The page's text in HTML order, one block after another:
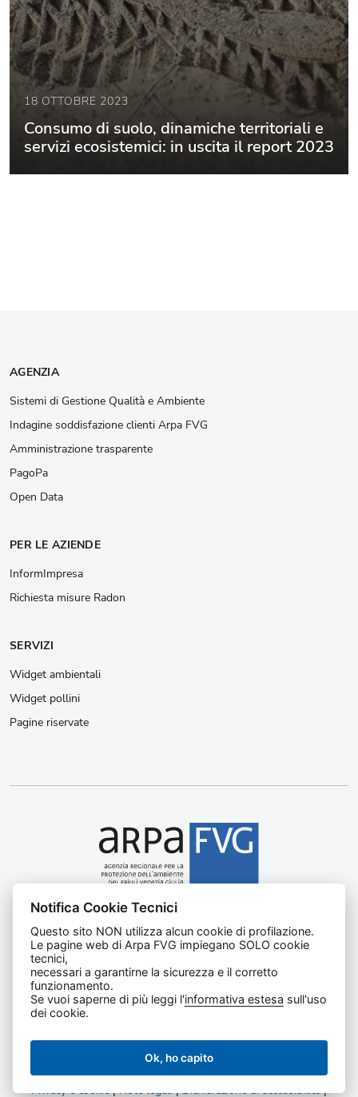
18 OTTOBRE 2023
Consumo di suolo, dinamiche territoriali e
servizi ecosistemici: in uscita il report 2023
AGENZIA
Sistemi di Gestione Qualità e Ambiente
Indagine soddisfazione clienti Arpa FVG
Amministrazione trasparente
PagoPa
Open Data
PER LE AZIENDE
InformImpresa
Richiesta misure Radon
SERVIZI
Widget ambientali
Widget pollini
Pagine riservate
Agenzia regionale per la protezione dell’ambiente del
Friuli Venezia Giulia
C.F. e P. IVA 02096520305
Tel 0432 1918111
Privacy e cookie|Note legali|Dichiarazione di accessibilità|
Notifica Cookie Tecnici
Questo sito NON utilizza alcun cookie di profilazione.
Le pagine web di Arpa FVG impiegano SOLO cookie
tecnici,
necessari a garantirne la sicurezza e il corretto
funzionamento.
Se vuoi saperne di più leggi l'informativa estesa sull'uso
dei cookie.
Ok, ho capito